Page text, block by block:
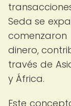
Seda se
dinero,
través de
y África.
Este